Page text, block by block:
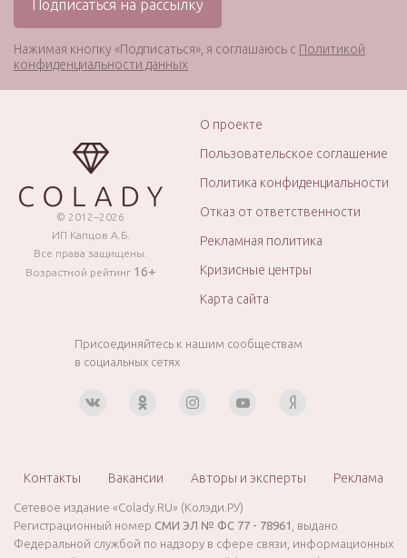
Нажимая кнопку «Подписаться», я соглашаюсь с Политикой
конфиденциальности данных
© 2012–2026
ИП Капцов А.Б.
Все права защищены.
Возрастной рейтинг 16+
О проекте
Пользовательское соглашение
Политика конфиденциальности
Отказ от ответственности
Рекламная политика
Кризисные центры
Карта сайта
Присоединяйтесь к нашим сообществам
в социальных сетях
Контакты Вакансии Авторы и эксперты Реклама
Сетевое издание «Colady.RU» (Колэди.РУ)
Регистрационный номер СМИ ЭЛ № ФС 77 - 78961
, выдано
Федеральной службой по надзору в сфере связи, информационных